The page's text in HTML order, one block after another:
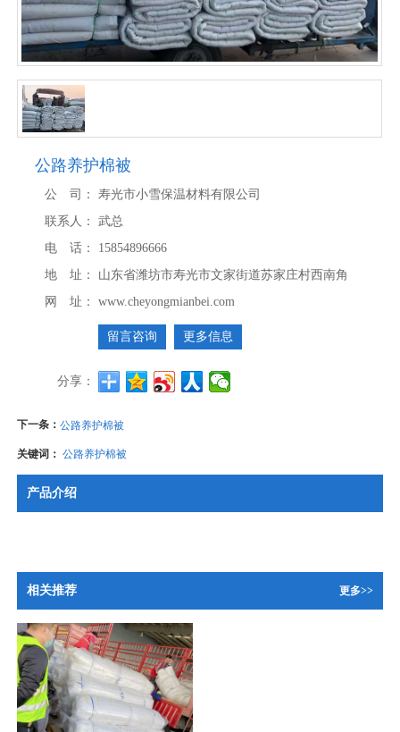
公路养护棉被
公 司：
寿光市小雪保温材料有限公司
联系人：
武总
电 话：
15854896666
地 址：
山东省潍坊市寿光市文家街道苏家庄村西南角
网 址：
www.cheyongmianbei.com
留言咨询 更多信息
分享：
下一条：公路养护棉被
关键词：公路养护棉被
产品介绍
相关推荐 更多>>